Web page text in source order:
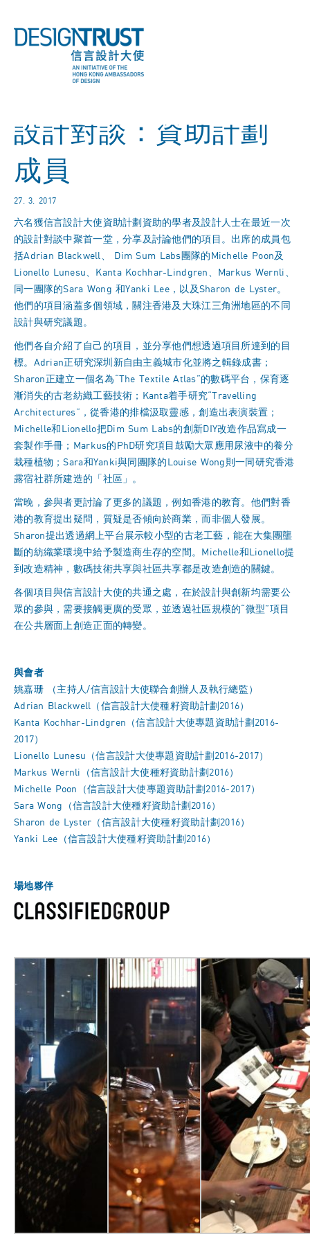
設計對談：資助計劃
成員
27. 3. 2017
六名獲信言設計大使資助計劃資助的學者及設計人士在最近一次
的設計對談中聚首一堂，分享及討論他們的項目。出席的成員包
括Adrian Blackwell、
Dim Sum Labs團隊的Michelle Poon及
Lionello Lunesu、 Kanta Kochhar-Lindgren 、 Markus Wernli 、
同一團隊的Sara Wong 和Yanki Lee ，以及Sharon de Lyster。
他們的項目涵蓋多個領域，關注香港及大珠江三角洲地區的不同
設計與研究議題。
他們各自介紹了自己的項目，並分享他們想透過項目所達到的目
標。Adrian正研究深圳新自由主義城市化並將之輯錄成書；
Sharon正建立一個名為“The Textile Atlas”的數碼平台，保育逐
漸消失的古老紡織工藝技術；Kanta着手研究“Travelling
Architectures”，從香港的排檔汲取靈感，創造出表演裝置；
Michelle和Lionello把Dim Sum Labs的創新DIY改造作品寫成一
套製作手冊；Markus的PhD研究項目鼓勵大眾應用尿液中的養分
栽種植物；Sara和Yanki與同團隊的Louise Wong則一同研究香港
露宿社群所建造的「社區」。
當晚，參與者更討論了更多的議題，例如香港的教育。他們對香
港的教育提出疑問，質疑是否傾向於商業，而非個人發展。
Sharon提出透過網上平台展示較小型的古老工藝，能在大集團壟
斷的紡織業環境中給予製造商生存的空間。Michelle和Lionello提
到改造精神，數碼技術共享與社區共享都是改造創造的關鍵。
各個項目與信言設計大使的共通之處，在於設計與創新均需要公
眾的參與，需要接觸更廣的受眾，並透過社區規模的“微型”項目
在公共層面上創造正面的轉變。
與會者
姚嘉珊（主持人/信言設計大使聯合創辦人及執行總監）
Adrian Blackwell （信言設計大使種籽資助計劃2016）
Kanta Kochhar-Lindgren （信言設計大使專題資助計劃2016-
2017）
Lionello Lunesu （信言設計大使專題資助計劃2016-2017）
Markus Wernli
（信言設計大使種籽資助計劃2016）
Michelle Poon
（信言設計大使專題資助計劃2016-2017）
Sara Wong
（信言設計大使種籽資助計劃2016）
Sharon de Lyster （信言設計大使種籽資助計劃2016）
Yanki Lee （信言設計大使種籽資助計劃2016）
場地夥伴